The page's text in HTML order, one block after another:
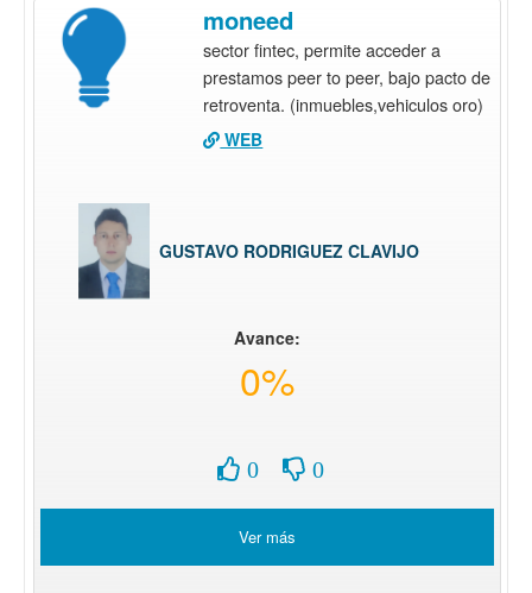
moneed
sector fintec, permite acceder a
prestamos peer to peer, bajo pacto de
retroventa. (inmuebles,vehiculos oro)
WEB
GUSTAVO RODRIGUEZ CLAVIJO
Avance:
0%
0 0
Ver más